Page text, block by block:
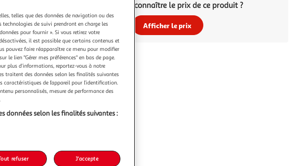
à
100
%
Partager
le
produit
Après dix ans de séparationVous voulez connaître le prix de ce produit ?
Afficher le prix
telles que des données de navigation ou des
technologies de suivi prendront en charge les
pour fournir ». Si vous retirez votre
il est possible que certains contenus et
pouvez faire réapparaître ce menu pour modifier
le lien "Gérer mes préférences" en bas de page.
plus d’informations, reportez-vous à notre
traitent des données selon les finalités suivantes
de l’appareil pour l’identification.
personnalisés, mesure de performance des
données selon les finalités suivantes :
refuser J'accepte